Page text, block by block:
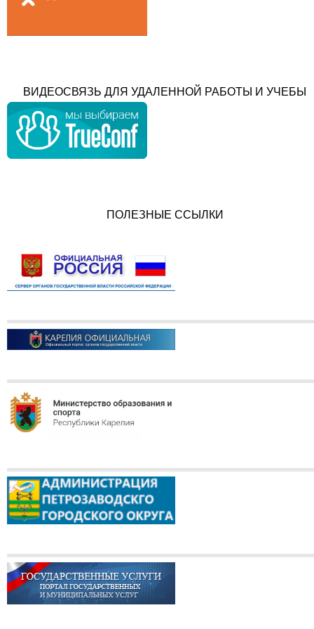
ВИДЕОСВЯЗЬ ДЛЯ УДАЛЕННОЙ РАБОТЫ И УЧЕБЫ
ПОЛЕЗНЫЕ ССЫЛКИ